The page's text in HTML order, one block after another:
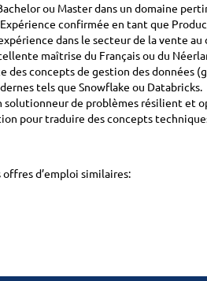
ou Master dans un domaine
Expérience confirmée en tant que
dans le secteur de la vente
maîtrise du Français ou du
des concepts de gestion des données
tels que Snowflake ou Databricks.
solutionneur de problèmes résilient et
pour traduire des concepts
offres d’emploi similaires: